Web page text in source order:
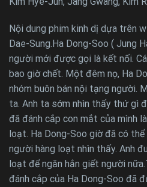
Nội dung phim kinh dị dựa trên
Dae-Sung.Ha Dong-Soo ( Jung
người mới được gọi là kết nối.
bao giờ chết. Một đêm nọ, Ha
nhóm buôn bán nội tạng người.
ta. Anh ta sớm nhìn thấy thứ gì
đã đánh cắp con mắt của mình
loạt. Ha Dong-Soo giờ đã có
người hàng loạt nhìn thấy. Anh
loạt để ngăn hắn giết người
đánh cắp của Ha Dong-Soo đã